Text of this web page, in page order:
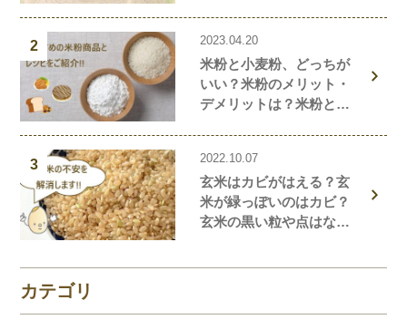
2 2023.04.20
米粉と小麦粉、どっちが
いい？米粉のメリット・
デメリットは？米粉と小
や米粉の簡単レシピもご
紹介！
3 2022.10.07
玄米はカビがはえる？玄
米が緑っぽいのはカビ？
玄米の黒い粒や点はな
カテゴリ